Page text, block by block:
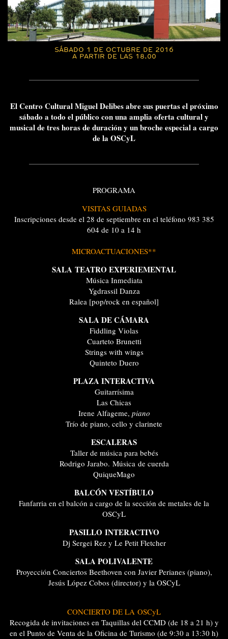
SÁBADO 1 DE OCTUBRE DE 2016
A PARTIR DE LAS 18.00
El Centro Cultural Miguel Delibes abre sus puertas el próximo
sábado a todo el público con una amplia oferta cultural y
musical de tres horas de duración y un broche especial a cargo
de la OSCyL
PROGRAMA
VISITAS GUIADAS
Inscripciones desde el 28 de septiembre en el teléfono 983 385
604 de 10 a 14 h
MICROACTUACIONES**
SALA TEATRO EXPERIEMENTAL
Música Inmediata
Ygdrassil Danza
Ralea [pop/rock en español]
SALA DE CÁMARA
Fiddling Violas
Cuarteto Brunetti
Strings with wings
Quinteto Duero
PLAZA INTERACTIVA
Guitarrísima
Las Chicas
Irene Alfageme, piano
Trío de piano, cello y clarinete
ESCALERAS
Taller de música para bebés
Rodrigo Jarabo. Música de cuerda
QuiqueMago
BALCÓN VESTÍBULO
Fanfarria en el balcón a cargo de la sección de metales de la
OSCyL
PASILLO INTERACTIVO
Dj Sergei Rez y Le Petit Fletcher
SALA POLIVALENTE
Proyección Conciertos Beethoven con Javier Perianes (piano),
Jesús López Cobos (director) y la OSCyL
CONCIERTO DE LA OSCyL
Recogida de invitaciones en Taquillas del CCMD (de 18 a 21 h) y
en el Punto de Venta de la Oficina de Turismo (de 9:30 a 13:30 h)